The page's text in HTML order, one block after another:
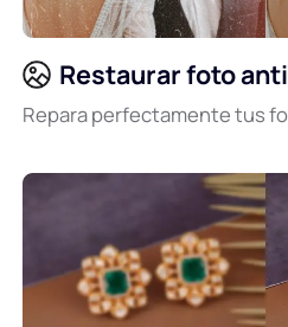
Restaurar foto
Repara perfectamente tus